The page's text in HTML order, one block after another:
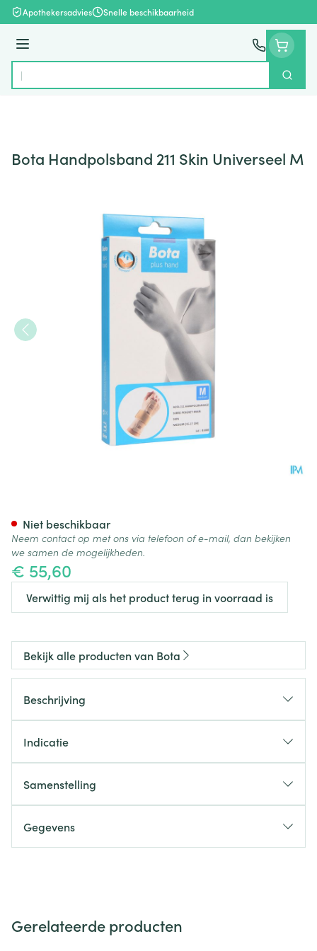
Ga naar de inhoud
Apothekersadvies Snelle beschikbaarheid
Menu
Product, merk, categorie...
Zoek
Bota Handpolsband 211 Skin Universeel M
€ 55,60
Verwittig mij als het product terug in voorraad is
Niet beschikbaar
Neem contact op met ons via telefoon of e-mail, dan bekijken
we samen de mogelijkheden.
Bekijk alle producten van Bota
Beschrijving
Indicatie
Samenstelling
Gegevens
Gerelateerde producten